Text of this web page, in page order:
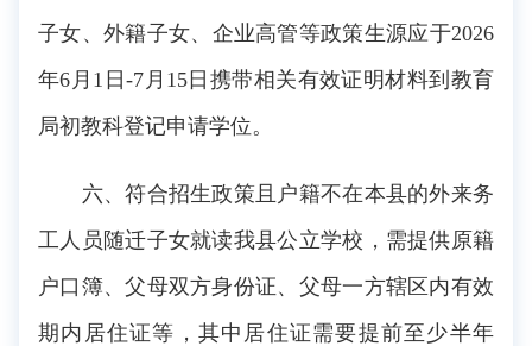
子女、外籍子女、企业高管等政策生源应于2026
年6月1日-7月15日携带相关有效证明材料到教育
局初教科登记申请学位。
六、符合招生政策且户籍不在本县的外来务
工人员随迁子女就读我县公立学校，需提供原籍
户口簿、父母双方身份证、父母一方辖区内有效
期内居住证等，其中居住证需要提前至少半年